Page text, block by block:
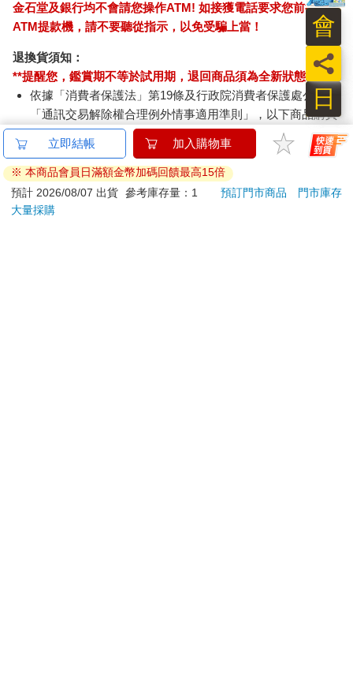
金石堂及銀行均不會請您操作ATM! 如接獲電話要求您前往
ATM提款機，請不要聽從指示，以免受騙上當！
退換貨須知：
**提醒您，鑑賞期不等於試用期，退回商品須為全新狀態**
依據「消費者保護法」第19條及行政院消費者保護處公告之
「通訊交易解除權合理例外情事適用準則」，以下商品購買
後，除商品本身有瑕疵外，將不提供7天的猶豫期：
易於腐敗、保存期限較短或解約時即將逾期。（如：生
鮮食品）
依消費者要求所為之客製化給付。（客製化商品）
報紙、期刊或雜誌。（含MOOK、外文雜誌）
立即結帳 加入購物車
※ 本商品會員日滿額金幣加碼回饋最高15倍
預計 2026/08/07 出貨 參考庫存量：1 預訂門市商品
門市庫存
大量採購
日
員
會